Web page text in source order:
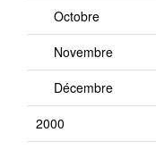
Octobre
Novembre
Décembre
2000